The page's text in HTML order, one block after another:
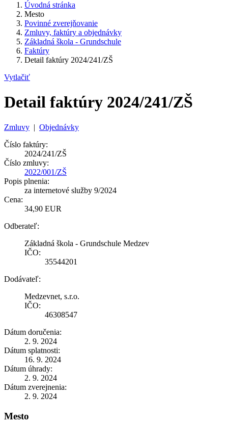
Úvodná stránka
Mesto
Povinné zverejňovanie
Zmluvy, faktúry a objednávky
Základná škola - Grundschule
Faktúry
Detail faktúry 2024/241/ZŠ
Vytlačiť
Detail faktúry 2024/241/ZŠ
Zmluvy | Objednávky
Číslo faktúry:
2024/241/ZŠ
Číslo zmluvy:
2022/001/ZŠ
Popis plnenia:
za internetové služby 9/2024
Cena:
34,90 EUR
Odberateľ:
Základná škola - Grundschule Medzev
IČO:
35544201
Dodávateľ:
Medzevnet, s.r.o.
IČO:
46308547
Dátum doručenia:
2. 9. 2024
Dátum splatnosti:
16. 9. 2024
Dátum úhrady:
2. 9. 2024
Dátum zverejnenia:
2. 9. 2024
Mesto